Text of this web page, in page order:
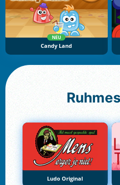
NEU
Candy Land
Ludo Original